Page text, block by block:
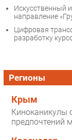
Искусственный
направление
Цифровая
разработку
Регионы
Крым
Киноканикулы
предпочтений